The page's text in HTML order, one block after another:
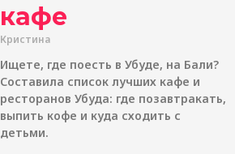
кафе
Кристина
Ищете, где поесть в Убуде, на Бали?
Составила список лучших кафе и
ресторанов Убуда: где позавтракать,
выпить кофе и куда сходить с
детьми.